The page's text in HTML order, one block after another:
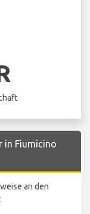
in Fiumicino
an den
: